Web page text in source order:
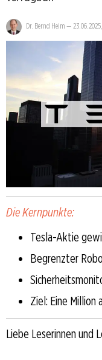
Dr. Bernd Heim —
Die Kernpunkte:
Tesla-Aktie
Begrenzter
Ziel: Eine Million
Liebe Leserinnen und